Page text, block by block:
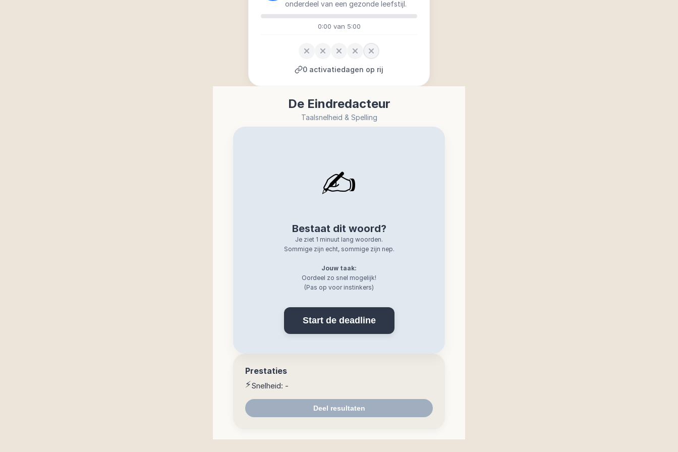
onderdeel van een gezonde leefstijl.
0:00 van 5:00
0 activatiedagen op rij
De Eindredacteur
Taalsnelheid & Spelling
✍️
Bestaat dit woord?
Je ziet 1 minuut lang woorden.
Sommige zijn echt, sommige zijn nep.
Jouw taak:
Oordeel zo snel mogelijk!
(Pas op voor instinkers)
Start de deadline
Prestaties
⚡️Snelheid: -
Deel resultaten